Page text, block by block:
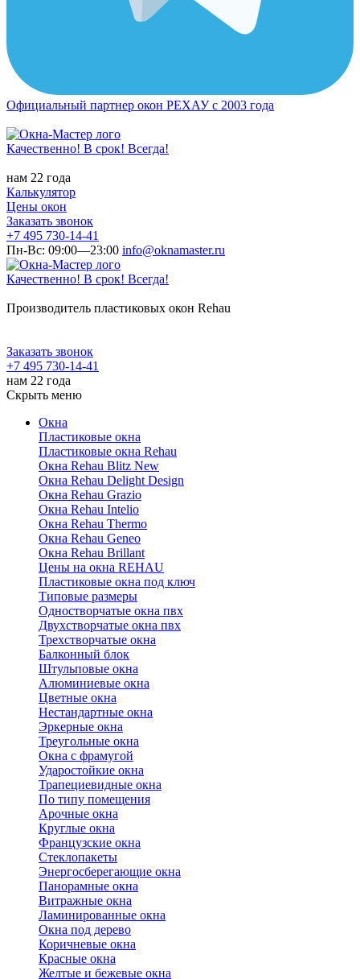
Официальный партнер окон РЕХАУ с 2003 года
Качественно! В срок! Всегда!
нам 22 года
Калькулятор
Цены окон
Заказать звонок
+7 495 730-14-41
Пн-Вс: 09:00—23:00 info@oknamaster.ru
Качественно! В срок! Всегда!
Производитель пластиковых окон Rehau
Заказать звонок
+7 495 730-14-41
нам 22 года
Скрыть меню
Окна
Пластиковые окна
Пластиковые окна Rehau
Окна Rehau Blitz New
Окна Rehau Delight Design
Окна Rehau Grazio
Окна Rehau Intelio
Окна Rehau Thermo
Окна Rehau Geneo
Окна Rehau Brillant
Цены на окна REHAU
Пластиковые окна под ключ
Типовые размеры
Одностворчатые окна пвх
Двухстворчатые окна пвх
Трехстворчатые окна
Балконный блок
Штульповые окна
Алюминиевые окна
Цветные окна
Нестандартные окна
Эркерные окна
Треугольные окна
Окна с фрамугой
Ударостойкие окна
Трапециевидные окна
По типу помещения
Арочные окна
Круглые окна
Французские окна
Стеклопакеты
Энергосберегающие окна
Панорамные окна
Витражные окна
Ламинированные окна
Окна под дерево
Коричневые окна
Красные окна
Желтые и бежевые окна